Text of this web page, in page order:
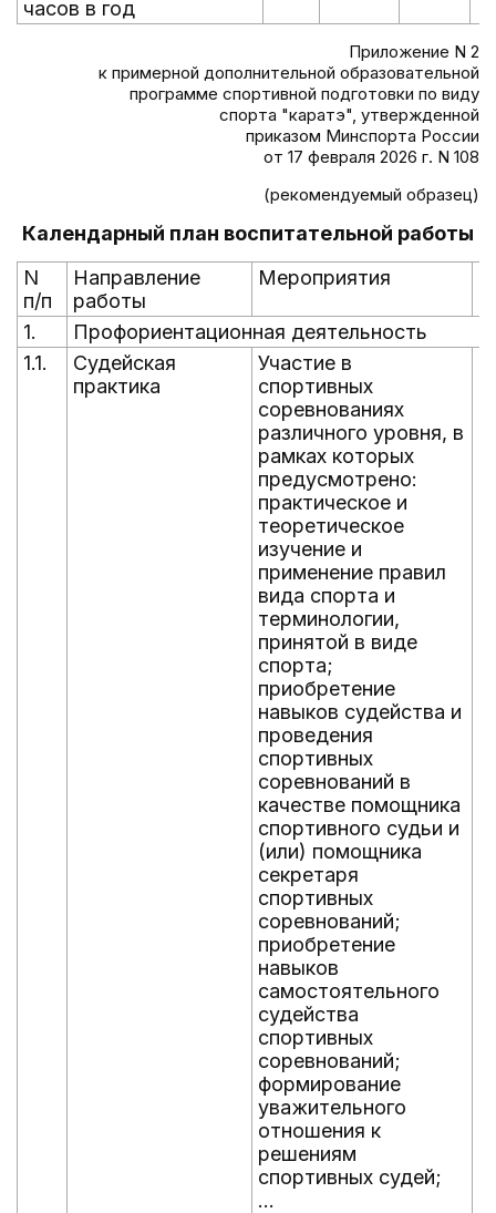
часов в год
Приложение N 2
к примерной дополнительной образовательной
программе спортивной подготовки по виду
спорта "каратэ", утвержденной
приказом Минспорта России
от 17 февраля 2026 г. N 108
(рекомендуемый образец)
Календарный план воспитательной работы
N
п/п
Направление
работы
Мероприятия
1.
Профориентационная деятельность
1.1.
Судейская
практика
Участие в
спортивных
соревнованиях
различного уровня, в
рамках которых
предусмотрено:
практическое и
теоретическое
изучение и
применение правил
вида спорта и
терминологии,
принятой в виде
спорта;
приобретение
навыков судейства и
проведения
спортивных
соревнований в
качестве помощника
спортивного судьи и
(или) помощника
секретаря
спортивных
соревнований;
приобретение
навыков
самостоятельного
судейства
спортивных
соревнований;
формирование
уважительного
отношения к
решениям
спортивных судей;
...